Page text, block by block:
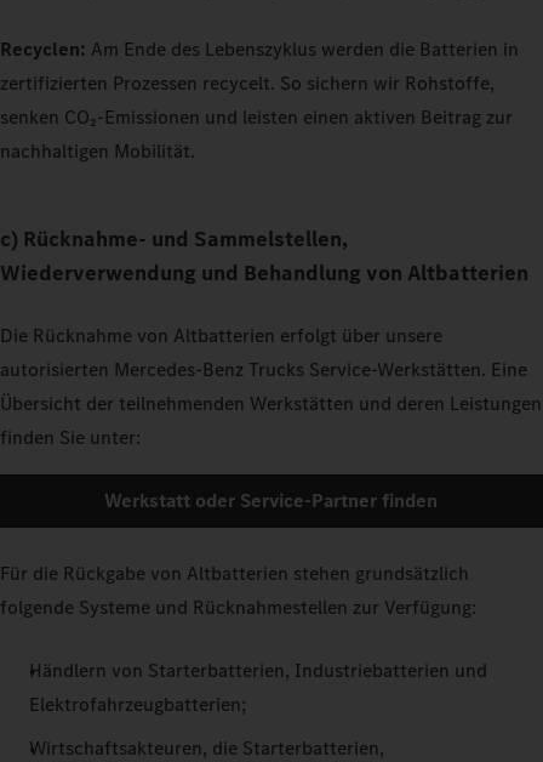
Recyclen: Am Ende des Lebenszyklus werden die Batterien in
zertifizierten Prozessen recycelt. So sichern wir Rohstoffe,
senken CO₂-Emissionen und leisten einen aktiven Beitrag zur
nachhaltigen Mobilität.
c) Rücknahme- und Sammelstellen,
Wiederverwendung und Behandlung von Altbatterien
Die Rücknahme von Altbatterien erfolgt über unsere
autorisierten Mercedes-Benz Trucks Service-Werkstätten. Eine
Übersicht der teilnehmenden Werkstätten und deren Leistungen
finden Sie unter:
Werkstatt oder Service-Partner finden
Für die Rückgabe von Altbatterien stehen grundsätzlich
folgende Systeme und Rücknahmestellen zur Verfügung:
Händlern von Starterbatterien, Industriebatterien und
Elektrofahrzeugbatterien;
Wirtschaftsakteuren, die Starterbatterien,